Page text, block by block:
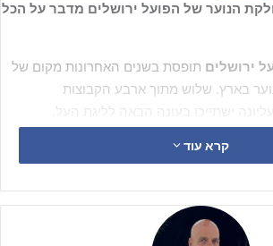
הנוער של הפועל ירושלים מדבר על הכל
ירושלים תופסת בשנים האחרונות מקום של
בארץ. שלוש מתוך ארבע הקבוצות
הוכרזה על ידי ההתאחדות כליגה תחרותית
קרא עוד